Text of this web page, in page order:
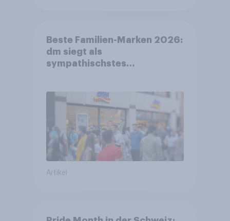
Beste Familien-Marken 2026:
dm siegt als
sympathischstes
Artikel